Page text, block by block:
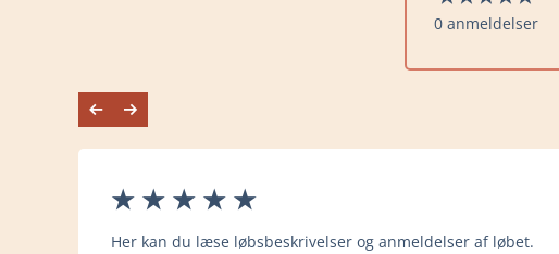
0 anmeldelser
Her kan du læse løbsbeskrivelser og anmeldelser af løbet.